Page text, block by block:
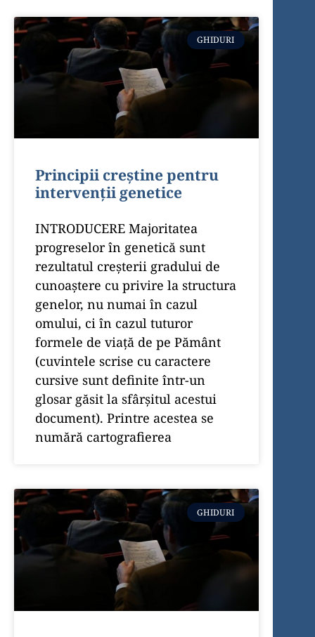
GHIDURI
Principii creștine pentru
intervenții genetice
INTRODUCERE Majoritatea
progreselor în genetică sunt
rezultatul creșterii gradului de
cunoaștere cu privire la structura
genelor, nu numai în cazul
omului, ci în cazul tuturor
formele de viață de pe Pământ
(cuvintele scrise cu caractere
cursive sunt definite într-un
glosar găsit la sfârșitul acestui
document). Printre acestea se
numără cartografierea
GHIDURI